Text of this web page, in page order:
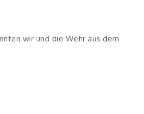
wir und die Wehr aus dem